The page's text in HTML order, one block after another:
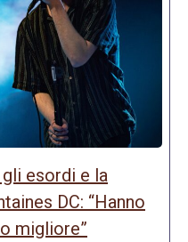
esordi e la
DC: “Hanno
migliore”